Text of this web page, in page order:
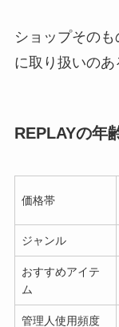
ショップその
に取り扱いの
REPLAYの年
価格帯
ジャンル
おすすめアイテ
ム
管理人使用頻度